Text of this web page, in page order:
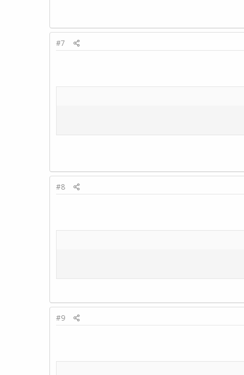
#7
#8
#9